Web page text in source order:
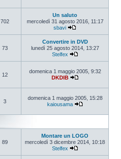
702
Un saluto
mercoledì 31 agosto 2016, 11:17
sbavi
73
Convertire in DVD
lunedì 25 agosto 2014, 13:27
Stelfex
12
domenica 1 maggio 2005, 9:32
DKDIB
3
domenica 1 maggio 2005, 15:28
kaiousama
89
Montare un LOGO
mercoledì 3 dicembre 2014, 10:18
Stelfex